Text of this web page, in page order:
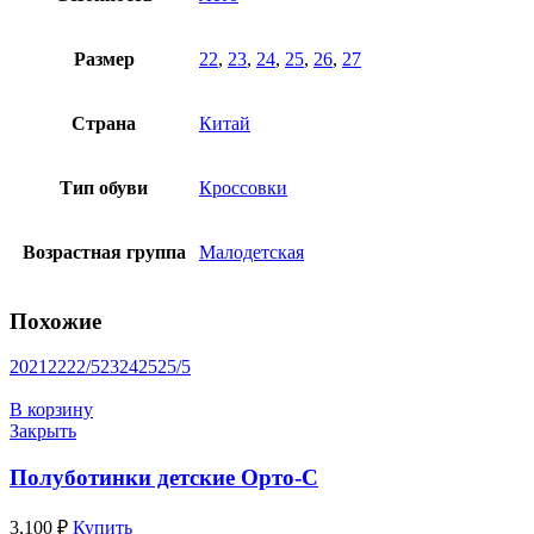
Размер 22, 23, 24, 25, 26, 27
Страна Китай
Тип обуви Кроссовки
Возрастная группа Малодетская
Похожие
2021 2222/523242525/5
В корзину
Закрыть
Полуботинки детские Орто-С
3,100 ₽ Купить